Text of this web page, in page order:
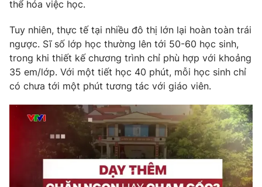
® Cấm sao chép dưới mọi hình thức nếu không có sự chấp
thuận bằng văn bản. Ghi rõ nguồn VTV.vn khi phát hành lại
thông tin từ website này.
thể hóa việc học.
Tuy nhiên, thực tế tại nhiều đô thị lớn lại hoàn toàn trái
ngược. Sĩ số lớp học thường lên tới 50-60 học sinh,
trong khi thiết kế chương trình chỉ phù hợp với khoảng
35 em/lớp. Với một tiết học 40 phút, mỗi học sinh chỉ
có chưa tới một phút tương tác với giáo viên.